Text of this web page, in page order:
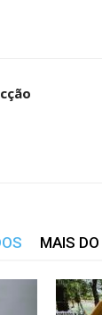
MAIS